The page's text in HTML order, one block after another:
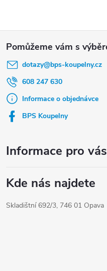
dotazy@bps-koupelny.cz
608 247 630
Informace o objednávce
BPS Koupelny
Informace pro vás
Kde nás najdete
Skladištní 692/3, 746 01 Opava